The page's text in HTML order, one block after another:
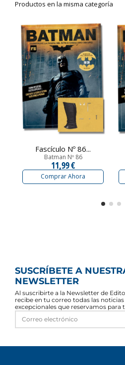
Productos en la misma categoría
Fascículo Nº 86...
Batman Nº 86
11,99 €
Comprar Ahora
SUSCRÍBETE A
NEWSLETTER
Al suscribirte a la Newsletter de
recibe en tu correo todas las
excepcionales que reservamos para